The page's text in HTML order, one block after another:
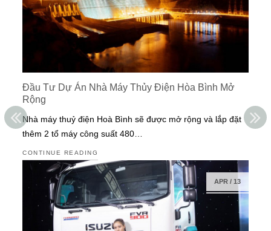
Đầu Tư Dự Án Nhà Máy Thủy Điện Hòa Bình Mở
Rộng
Nhà máy thuỷ điện Hoà Bình sẽ được mở rộng và lắp đặt
thêm 2 tổ máy công suất 480…
CONTINUE READING
APR/ 13